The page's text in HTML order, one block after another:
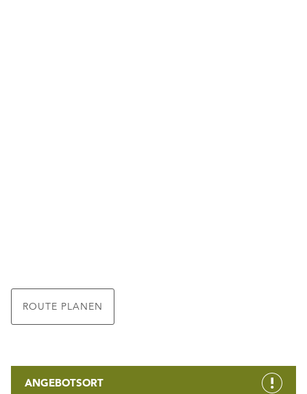
ROUTE PLANEN
ANGEBOTSORT